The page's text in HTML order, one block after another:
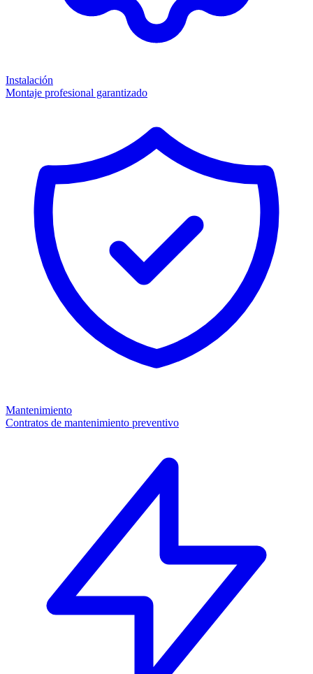
Instalación
Montaje profesional garantizado
Mantenimiento
Contratos de mantenimiento preventivo